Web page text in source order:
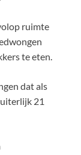
ruimte
te eten.
dat als
21